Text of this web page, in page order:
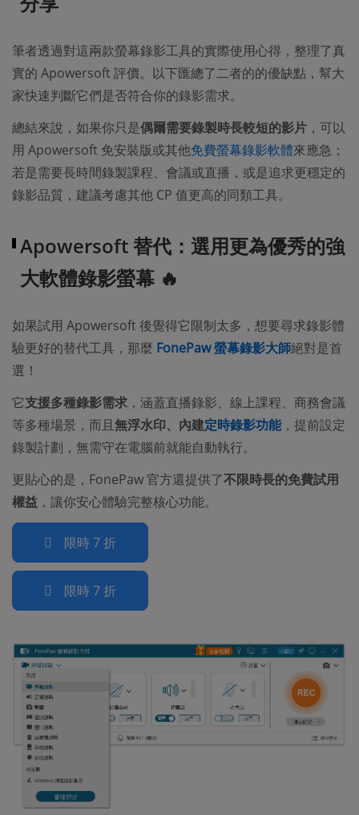
筆者透過對這兩款螢幕錄影工具的實際使用心得，整理了真
實的 Apowersoft 評價。以下匯總了二者的的優缺點，幫大
家快速判斷它們是否符合你的錄影需求。
總結來說，如果你只是偶爾需要錄製時長較短的影片 ，可以
用 Apowersoft 免安裝版或其他免費螢幕錄影軟體來應急；
若是需要長時間錄製課程、會議或直播，或是追求更穩定的
錄影品質，建議考慮其他 CP 值更高的同類工具。
Apowersoft 替代：選用更為優秀的強
大軟體錄影螢幕 🔥
如果試用 Apowersoft 後覺得它限制太多，想要尋求錄影體
驗更好的替代工具，那麼 FonePaw 螢幕錄影大師絕對是首
選！
它支援多種錄影需求 ，涵蓋直播錄影、線上課程、商務會議
等多種場景，而且無浮水印、內建定時錄影功能，提前設定
錄製計劃，無需守在電腦前就能自動執行。
更貼心的是，FonePaw 官方還提供了不限時長的免費試用
權益 ，讓你安心體驗完整核心功能。
限時 7 折
限時 7 折